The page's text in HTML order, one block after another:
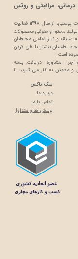
بیگ باکس
درباره ما
تماس با ما
پرسش های متداول
مراقبتی و روتین
بیگ باکس با تکیه بر دانش و تجربه حضور در بازار محصولات مراقبت پوستی، از سال 1398 فعالیت
محتوا و معرفی محصولات
سلیقه و نیاز تمامی مخاطبان
اطمینان بیشتر با طی کردن
است.
- مشاوره - دریافت، بسته
و مطمئن به کار می گیرند تا